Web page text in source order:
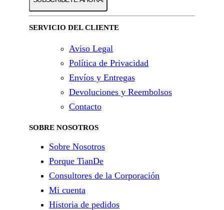
SERVICIO DEL CLIENTE
Aviso Legal
Política de Privacidad
Envíos y Entregas
Devoluciones y Reembolsos
Contacto
SOBRE NOSOTROS
Sobre Nosotros
Porque TianDe
Consultores de la Corporación
Mi cuenta
Historia de pedidos